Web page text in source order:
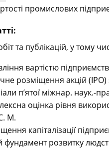
промислових
та публікацій, у тому
вартістю
розміщення акцій (IPO)
п’ятої міжнар. наук.-
оцінка рівня
М.
капіталізації
фундамент розвитку